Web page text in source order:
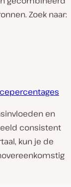
Zoek naar:
en
consistent
kun je de